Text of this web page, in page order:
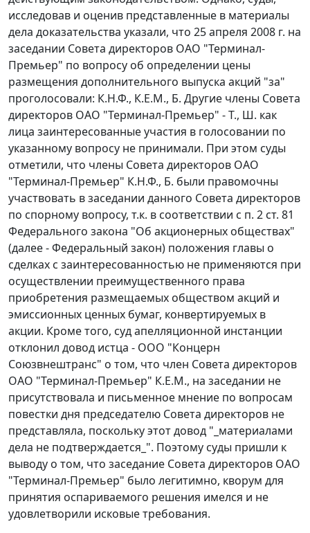
исследовав и оценив представленные в материалы
дела доказательства указали, что 25 апреля 2008 г. на
заседании Совета директоров ОАО "Терминал-
Премьер" по вопросу об определении цены
размещения дополнительного выпуска акций "за"
проголосовали: К.Н.Ф., К.Е.М., Б. Другие члены Совета
директоров ОАО "Терминал-Премьер" - Т., Ш. как
лица заинтересованные участия в голосовании по
указанному вопросу не принимали. При этом суды
отметили, что члены Совета директоров ОАО
"Терминал-Премьер" К.Н.Ф., Б. были правомочны
участвовать в заседании данного Совета директоров
по спорному вопросу, т.к. в соответствии с п. 2 ст. 81
Федерального закона "Об акционерных обществах"
(далее - Федеральный закон) положения главы о
сделках с заинтересованностью не применяются при
осуществлении преимущественного права
приобретения размещаемых обществом акций и
эмиссионных ценных бумаг, конвертируемых в
акции. Кроме того, суд апелляционной инстанции
отклонил довод истца - ООО "Концерн
Союзвнештранс" о том, что член Совета директоров
ОАО "Терминал-Премьер" К.Е.М., на заседании не
присутствовала и письменное мнение по вопросам
повестки дня председателю Совета директоров не
представляла, поскольку этот довод "_материалами
дела не подтверждается_". Поэтому суды пришли к
выводу о том, что заседание Совета директоров ОАО
"Терминал-Премьер" было легитимно, кворум для
принятия оспариваемого решения имелся и не
удовлетворили исковые требования.